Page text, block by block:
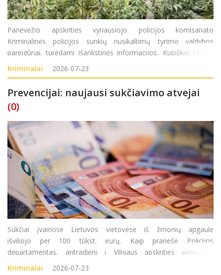
Panevėžio apskrities vyriausiojo policijos komisariato
Kriminalinės policijos sunkių nusikaltimų tyrimo valdybos
pareigūnai, turėdami išankstinės informacijos, Kupiškio rajone
surado didelį kiekį sodyboje auginamų kanapių augalų. Atlikę
kratą Kupiškio rajono gyventojo (
Kriminalai 2026-07-23
Prevencijai: naujausi sukčiavimo atvejai
(0)
Sukčiai įvairiose Lietuvos vietovėse iš žmonių apgaule
išviliojo per 100 tūkst. eurų. Kaip pranešė Policijos
departamentas, antradienį į Vilniaus apskrities vyriausiąjį
policijos komisariatą (AVPK) kreipėsi 1950 metais gimusi
Kriminalai 2026-07-23